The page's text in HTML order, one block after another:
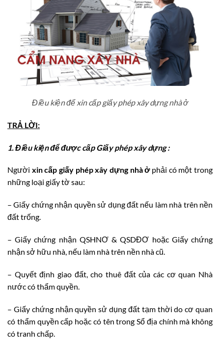
Điều kiện để xin cấp giấy phép xây dựng nhà ở
TRẢ LỜI:
1. Điều kiện để được cấp Giấy phép xây dựng :
Người xin cấp giấy phép xây dựng nhà ởphải có một trong
những loại giấy tờ sau:
– Giấy chứng nhận quyền sử dụng đất nếu làm nhà trên nền
đất trống.
– Giấy chứng nhận QSHNƠ & QSDĐƠ hoặc Giấy chứng
nhận sở hữu nhà, nếu làm nhà trên nền nhà cũ.
– Quyết định giao đất, cho thuê đất của các cơ quan Nhà
nước có thẩm quyền.
– Giấy chứng nhận quyền sử dụng đất tạm thời do cơ quan
có thẩm quyền cấp hoặc có tên trong Sổ địa chính mà không
có tranh chấp.